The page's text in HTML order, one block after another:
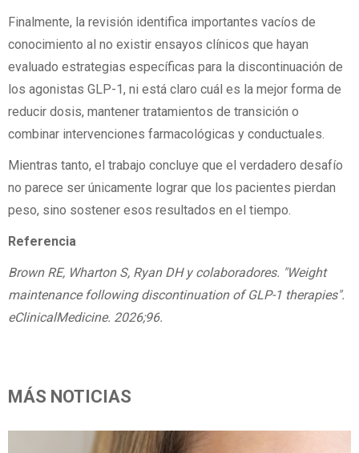
Finalmente, la revisión identifica importantes vacíos de
conocimiento al no existir ensayos clínicos que hayan
evaluado estrategias específicas para la discontinuación de
los agonistas GLP-1, ni está claro cuál es la mejor forma de
reducir dosis, mantener tratamientos de transición o
combinar intervenciones farmacológicas y conductuales.
Mientras tanto, el trabajo concluye que el verdadero desafío
no parece ser únicamente lograr que los pacientes pierdan
peso, sino sostener esos resultados en el tiempo.
Referencia
Brown RE, Wharton S, Ryan DH y colaboradores. "Weight
maintenance following discontinuation of GLP-1 therapies".
eClinicalMedicine. 2026;96.
MÁS NOTICIAS